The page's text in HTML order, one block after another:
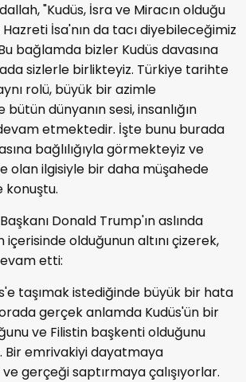
"Kudüs, İsra ve Miracın olduğu
Hazreti İsa'nın da tacı diyebileceğimiz
bağlamda bizler Kudüs davasına
sizlerle birlikteyiz. Türkiye tarihte
rolü, büyük bir azimle
dünyanın sesi, insanlığın
etmektedir. İşte bunu burada
bağlılığıyla görmekteyiz ve
olan ilgisiyle bir daha müşahede
konuştu.
Donald Trump'ın aslında
içerisinde olduğunun altını çizerek,
etti:
taşımak istediğinde büyük bir hata
gerçek anlamda Kudüs'ün bir
ve Filistin başkenti olduğunu
Bir emrivakiyi dayatmaya
gerçeği saptırmaya çalışıyorlar.